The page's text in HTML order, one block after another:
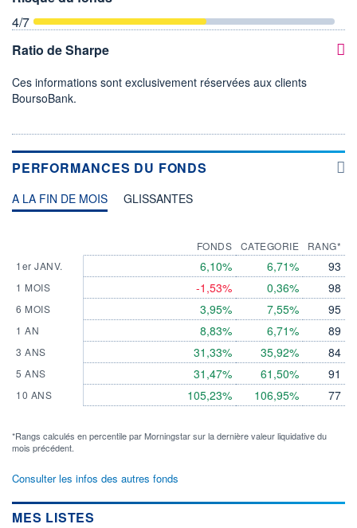
4/7
Ratio de Sharpe
Ces informations sont exclusivement réservées aux clients
BoursoBank.
PERFORMANCES DU FONDS
A LA FIN DE MOIS GLISSANTES
1er JANV.
1 MOIS
6 MOIS
1 AN
3 ANS
5 ANS
10 ANS
FONDS
6,10%
-1,53%
3,95%
8,83%
31,33%
31,47%
105,23%
CATEGORIE
6,71%
0,36%
7,55%
6,71%
35,92%
61,50%
106,95%
RANG*
93
98
95
89
84
91
77
*Rangs calculés en percentile par Morningstar sur la dernière valeur liquidative du
mois précédent.
Consulter les infos des autres fonds
MES LISTES